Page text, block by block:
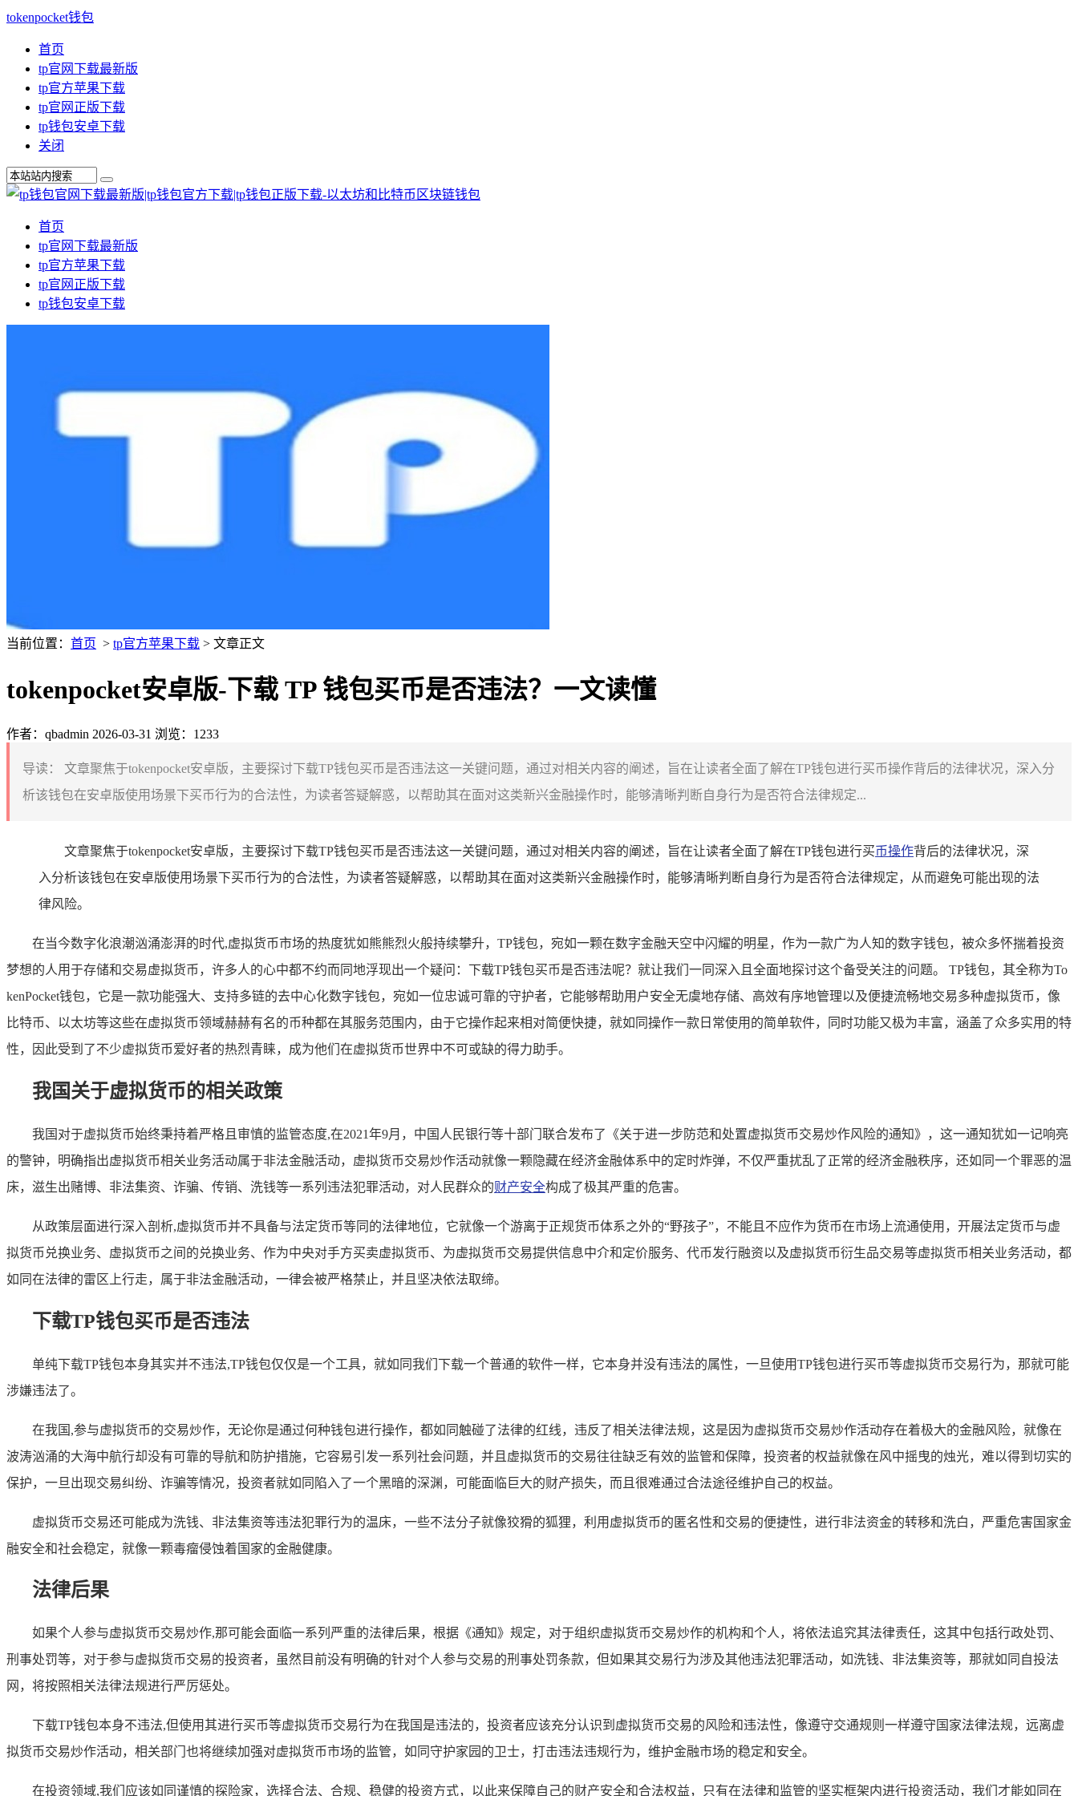
tokenpocket钱包
首页
tp官网下载最新版
tp官方苹果下载
tp官网正版下载
tp钱包安卓下载
关闭
首页
tp官网下载最新版
tp官方苹果下载
tp官网正版下载
tp钱包安卓下载
当前位置： 首页 > tp官方苹果下载 > 文章正文
tokenpocket安卓版-下载 TP 钱包买币是否违法？一文读懂
作者：qbadmin 2026-03-31 浏览：1233
导读：
文章聚焦于tokenpocket安卓版，主要探讨下载TP钱包买币是否违法这一关键问题，通过对相关内容的阐述，旨在让读者全面了解在TP钱包进行买币操作背后的法律状况，深入分
析该钱包在安卓版使用场景下买币行为的合法性，为读者答疑解惑，以帮助其在面对这类新兴金融操作时，能够清晰判断自身行为是否符合法律规定...
文章聚焦于tokenpocket安卓版，主要探讨下载TP钱包买币是否违法这一关键问题，通过对相关内容的阐述，旨在让读者全面了解在TP钱包进行买币操作背后的法律状况，深
入分析该钱包在安卓版使用场景下买币行为的合法性，为读者答疑解惑，以帮助其在面对这类新兴金融操作时，能够清晰判断自身行为是否符合法律规定，从而避免可能出现的法
律风险。
在当今数字化浪潮汹涌澎湃的时代,虚拟货币市场的热度犹如熊熊烈火般持续攀升，TP钱包，宛如一颗在数字金融天空中闪耀的明星，作为一款广为人知的数字钱包，被众多怀揣着投资
梦想的人用于存储和交易虚拟货币，许多人的心中都不约而同地浮现出一个疑问：下载TP钱包买币是否违法呢？就让我们一同深入且全面地探讨这个备受关注的问题。 TP钱包，其全称为To
kenPocket钱包，它是一款功能强大、支持多链的去中心化数字钱包，宛如一位忠诚可靠的守护者，它能够帮助用户安全无虞地存储、高效有序地管理以及便捷流畅地交易多种虚拟货币，像
比特币、以太坊等这些在虚拟货币领域赫赫有名的币种都在其服务范围内，由于它操作起来相对简便快捷，就如同操作一款日常使用的简单软件，同时功能又极为丰富，涵盖了众多实用的特
性，因此受到了不少虚拟货币爱好者的热烈青睐，成为他们在虚拟货币世界中不可或缺的得力助手。
我国关于虚拟货币的相关政策
我国对于虚拟货币始终秉持着严格且审慎的监管态度,在2021年9月，中国人民银行等十部门联合发布了《关于进一步防范和处置虚拟货币交易炒作风险的通知》，这一通知犹如一记响亮
的警钟，明确指出虚拟货币相关业务活动属于非法金融活动，虚拟货币交易炒作活动就像一颗隐藏在经济金融体系中的定时炸弹，不仅严重扰乱了正常的经济金融秩序，还如同一个罪恶的温
床，滋生出赌博、非法集资、诈骗、传销、洗钱等一系列违法犯罪活动，对人民群众的财产安全构成了极其严重的危害。
从政策层面进行深入剖析,虚拟货币并不具备与法定货币等同的法律地位，它就像一个游离于正规货币体系之外的“野孩子”，不能且不应作为货币在市场上流通使用，开展法定货币与虚
拟货币兑换业务、虚拟货币之间的兑换业务、作为中央对手方买卖虚拟货币、为虚拟货币交易提供信息中介和定价服务、代币发行融资以及虚拟货币衍生品交易等虚拟货币相关业务活动，都
如同在法律的雷区上行走，属于非法金融活动，一律会被严格禁止，并且坚决依法取缔。
下载TP钱包买币是否违法
单纯下载TP钱包本身其实并不违法,TP钱包仅仅是一个工具，就如同我们下载一个普通的软件一样，它本身并没有违法的属性，一旦使用TP钱包进行买币等虚拟货币交易行为，那就可能
涉嫌违法了。
在我国,参与虚拟货币的交易炒作，无论你是通过何种钱包进行操作，都如同触碰了法律的红线，违反了相关法律法规，这是因为虚拟货币交易炒作活动存在着极大的金融风险，就像在
波涛汹涌的大海中航行却没有可靠的导航和防护措施，它容易引发一系列社会问题，并且虚拟货币的交易往往缺乏有效的监管和保障，投资者的权益就像在风中摇曳的烛光，难以得到切实的
保护，一旦出现交易纠纷、诈骗等情况，投资者就如同陷入了一个黑暗的深渊，可能面临巨大的财产损失，而且很难通过合法途径维护自己的权益。
虚拟货币交易还可能成为洗钱、非法集资等违法犯罪行为的温床，一些不法分子就像狡猾的狐狸，利用虚拟货币的匿名性和交易的便捷性，进行非法资金的转移和洗白，严重危害国家金
融安全和社会稳定，就像一颗毒瘤侵蚀着国家的金融健康。
法律后果
如果个人参与虚拟货币交易炒作,那可能会面临一系列严重的法律后果，根据《通知》规定，对于组织虚拟货币交易炒作的机构和个人，将依法追究其法律责任，这其中包括行政处罚、
刑事处罚等，对于参与虚拟货币交易的投资者，虽然目前没有明确的针对个人参与交易的刑事处罚条款，但如果其交易行为涉及其他违法犯罪活动，如洗钱、非法集资等，那就如同自投法
网，将按照相关法律法规进行严厉惩处。
下载TP钱包本身不违法,但使用其进行买币等虚拟货币交易行为在我国是违法的，投资者应该充分认识到虚拟货币交易的风险和违法性，像遵守交通规则一样遵守国家法律法规，远离虚
拟货币交易炒作活动，相关部门也将继续加强对虚拟货币市场的监管，如同守护家园的卫士，打击违法违规行为，维护金融市场的稳定和安全。
在投资领域,我们应该如同谨慎的探险家，选择合法、合规、稳健的投资方式，以此来保障自己的财产安全和合法权益，只有在法律和监管的坚实框架内进行投资活动，我们才能如同在